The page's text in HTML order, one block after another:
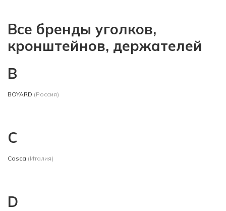
Все бренды уголков,
кронштейнов, держателей
B
BOYARD (Россия)
C
Cosca (Италия)
D